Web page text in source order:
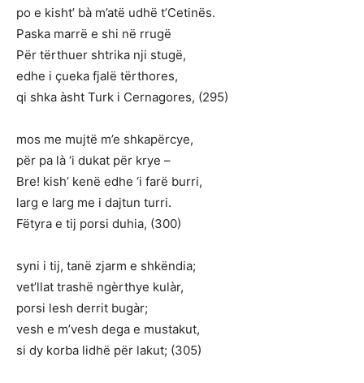
po e kisht’ bà m’atë udhë t’Cetinës.
Paska marrë e shi në rrugë
Për tërthuer shtrika nji stugë,
edhe i çueka fjalë tërthores,
qi shka àsht Turk i Cernagores, (295)
mos me mujtë m’e shkapërcye,
për pa là ‘i dukat për krye –
Bre! kish’ kenë edhe ‘i farë burri,
larg e larg me i dajtun turri.
Fëtyra e tij porsi duhia, (300)
syni i tij, tanë zjarm e shkëndia;
vet’llat trashë ngèrthye kulàr,
porsi lesh derrit bugàr;
vesh e m’vesh dega e mustakut,
si dy korba lidhë për lakut; (305)